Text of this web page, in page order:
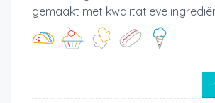
gemaakt met kwalitatieve